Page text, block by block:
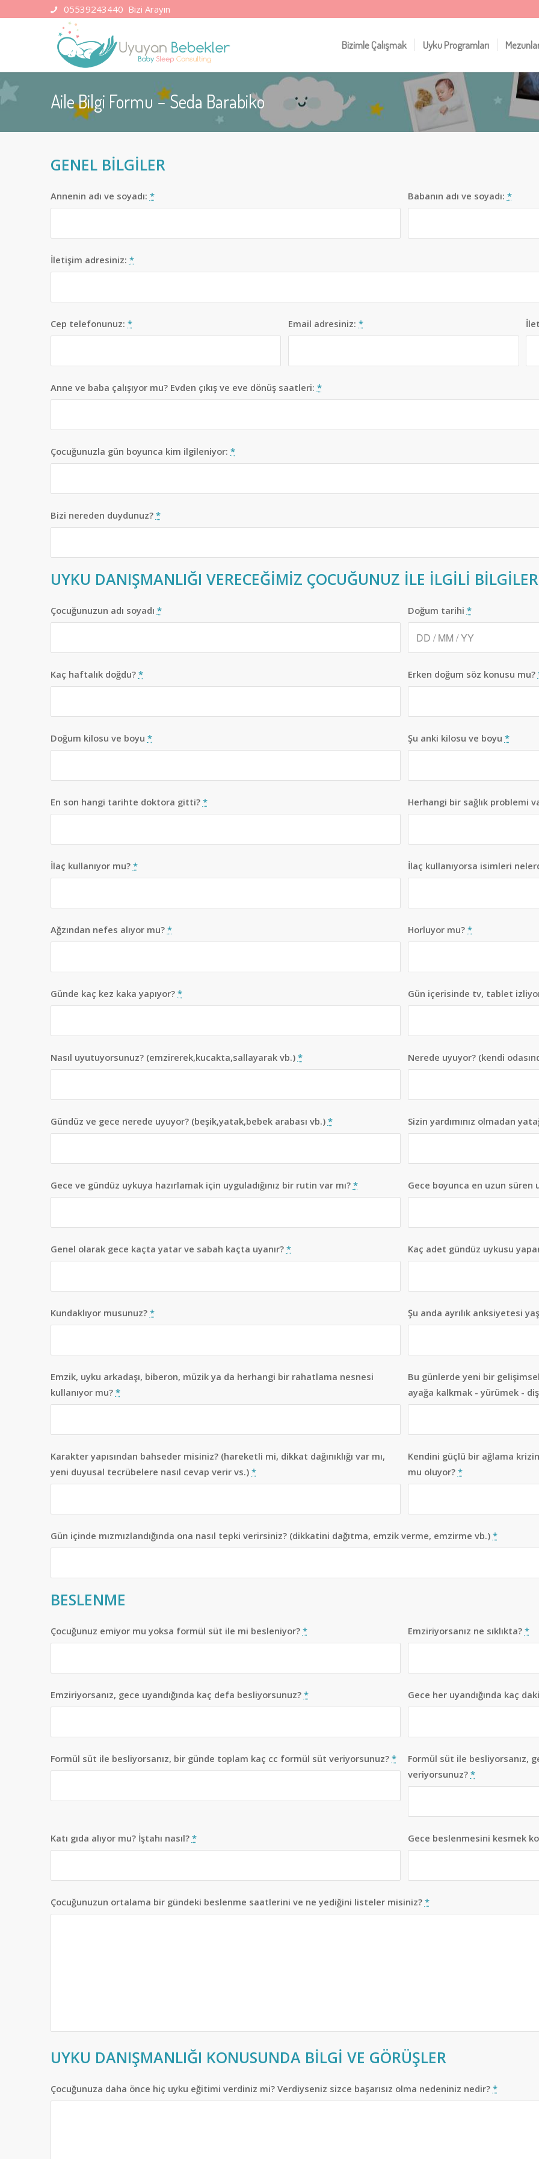
05539243440 Bizi Arayın
Bizimle Çalışmak Uyku Programları
Aile Bilgi Formu – Seda Barabiko
GENEL BİLGİLER
Annenin adı ve soyadı: * Babanın adı ve soyadı: *
İletişim adresiniz: *
Cep telefonunuz: * Email adresiniz: *
Anne ve baba çalışıyor mu? Evden çıkış ve eve dönüş saatleri: *
Çocuğunuzla gün boyunca kim ilgileniyor: *
Bizi nereden duydunuz? *
UYKU DANIŞMANLIĞI VERECEĞİMİZ ÇOCUĞUNUZ İLE İLGİLİ BİLGİLER
Çocuğunuzun adı soyadı * Doğum tarihi *
Kaç haftalık doğdu? * Erken doğum söz konusu mu?
Doğum kilosu ve boyu * Şu anki kilosu ve boyu *
En son hangi tarihte doktora gitti? * Herhangi bir sağlık problemi
İlaç kullanıyor mu? * İlaç kullanıyorsa isimleri
Ağzından nefes alıyor mu? * Horluyor mu? *
Günde kaç kez kaka yapıyor? * Gün içerisinde tv, tablet
Nasıl uyutuyorsunuz? (emzirerek,kucakta,sallayarak vb.) * Nerede uyuyor? (kendi
Gündüz ve gece nerede uyuyor? (beşik,yatak,bebek arabası vb.) * Sizin yardımınız olmadan
Gece ve gündüz uykuya hazırlamak için uyguladığınız bir rutin var mı? * Gece boyunca en uzun süren
Genel olarak gece kaçta yatar ve sabah kaçta uyanır? * Kaç adet gündüz uykusu
Kundaklıyor musunuz? * Şu anda ayrılık anksiyetesi
Emzik, uyku arkadaşı, biberon, müzik ya da herhangi bir rahatlama nesnesi
kullanıyor mu? *
Bu günlerde yeni bir
ayağa kalkmak - yürümek -
Karakter yapısından bahseder misiniz? (hareketli mi, dikkat dağınıklığı var mı,
yeni duyusal tecrübelere nasıl cevap verir vs.) *
Kendini güçlü bir ağlama
mu oluyor? *
Gün içinde mızmızlandığında ona nasıl tepki verirsiniz? (dikkatini dağıtma, emzik verme, emzirme vb.) *
BESLENME
Çocuğunuz emiyor mu yoksa formül süt ile mi besleniyor? * Emziriyorsanız ne sıklıkta? *
Emziriyorsanız, gece uyandığında kaç defa besliyorsunuz? * Gece her uyandığında kaç
Formül süt ile besliyorsanız, bir günde toplam kaç cc formül süt veriyorsunuz? *
Formül süt ile besliyorsanız,
veriyorsunuz? *
Katı gıda alıyor mu? İştahı nasıl? * Gece beslenmesini kesmek
Çocuğunuzun ortalama bir gündeki beslenme saatlerini ve ne yediğini listeler misiniz? *
UYKU DANIŞMANLIĞI KONUSUNDA BİLGİ VE GÖRÜŞLER
Çocuğunuza daha önce hiç uyku eğitimi verdiniz mi? Verdiyseniz sizce başarısız olma nedeniniz nedir? *